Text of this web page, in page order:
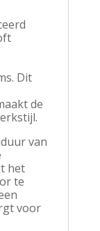
Dit
de
van
het
te
voor